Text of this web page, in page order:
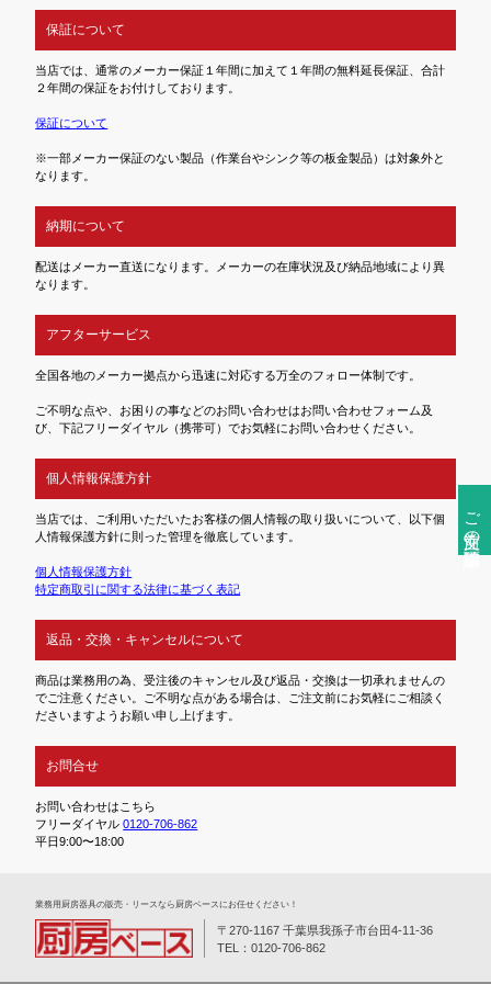
ご注文前の確認事項
保証について
当店では、通常のメーカー保証１年間に加えて１年間の無料延長保証、合計
２年間の保証をお付けしております。
保証について
※一部メーカー保証のない製品（作業台やシンク等の板金製品）は対象外と
なります。
納期について
配送はメーカー直送になります。メーカーの在庫状況及び納品地域により異
なります。
アフターサービス
全国各地のメーカー拠点から迅速に対応する万全のフォロー体制です。
ご不明な点や、お困りの事などのお問い合わせはお問い合わせフォーム及
び、下記フリーダイヤル（携帯可）でお気軽にお問い合わせください。
個人情報保護方針
当店では、ご利用いただいたお客様の個人情報の取り扱いについて、以下個
人情報保護方針に則った管理を徹底しています。
個人情報保護方針
特定商取引に関する法律に基づく表記
返品・交換・キャンセルについて
商品は業務用の為、受注後のキャンセル及び返品・交換は一切承れませんの
でご注意ください。ご不明な点がある場合は、ご注文前にお気軽にご相談く
ださいますようお願い申し上げます。
お問合せ
お問い合わせはこちら
フリーダイヤル0120-706-862
平日9:00〜18:00
業務⽤厨房器具の販売・リースなら厨房ベースにお任せください！
〒270-1167 千葉県我孫子市台田4-11-36
TEL：0120-706-862